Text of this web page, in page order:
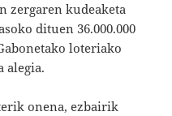
zergaren kudeaketa
dituen 36.000.000
loteriako
alegia.
onena, ezbairik